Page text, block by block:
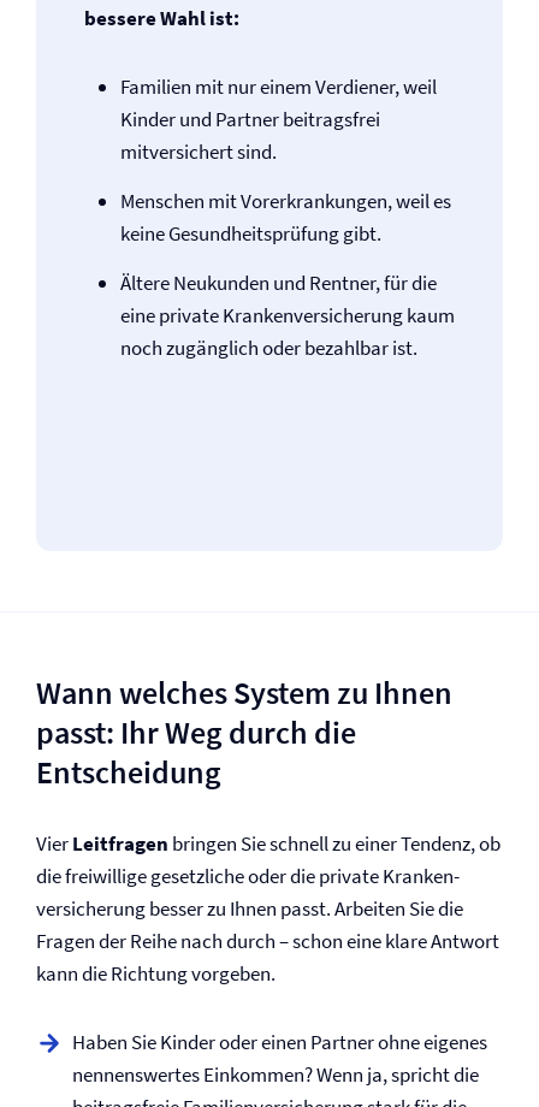
bessere Wahl ist:
Familien mit nur einem Verdiener, weil
Kinder und Partner beitragsfrei
mitversichert sind.
Menschen mit Vor­erkrankungen, weil es
keine Gesundheitsprüfung gibt.
Ältere Neukunden und Rentner, für die
eine private Kranken­versicherung kaum
noch zugänglich oder bezahlbar ist.
Wann welches System zu Ihnen
passt: Ihr Weg durch die
Entscheidung
VierLeitfragen bringen Sie schnell zu einer Tendenz, ob
die freiwillige gesetzliche oder die private Kranken­
versicherung besser zu Ihnen passt. Arbeiten Sie die
Fragen der Reihe nach durch – schon eine klare Antwort
kann die Richtung vorgeben.
Haben Sie Kinder oder einen Partner ohne eigenes
nennenswertes Einkommen? Wenn ja, spricht die